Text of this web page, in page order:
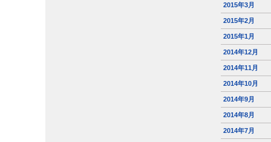
2015年3月
2015年2月
2015年1月
2014年12月
2014年11月
2014年10月
2014年9月
2014年8月
2014年7月